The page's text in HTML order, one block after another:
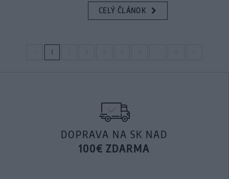
CELÝ ČLÁNOK
1
DOPRAVA NA SK NAD
100€ ZDARMA